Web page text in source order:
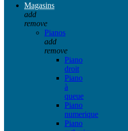
Magasins
add
remove
Pianos
add
remove
Piano
droit
Piano
à
queue
Piano
numerique
Piano